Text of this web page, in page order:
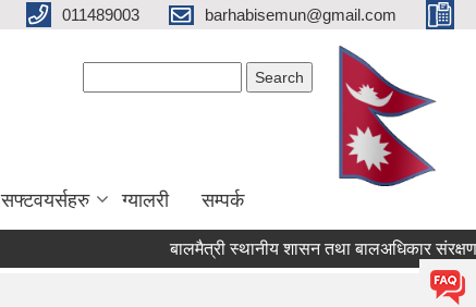
011489003 barhabisemun@gmail.com
सफ्टवयर्सहरु ग्यालरी सम्पर्क
बालमैत्री स्थानीय शासन तथा बालअधिकार संरक्षण